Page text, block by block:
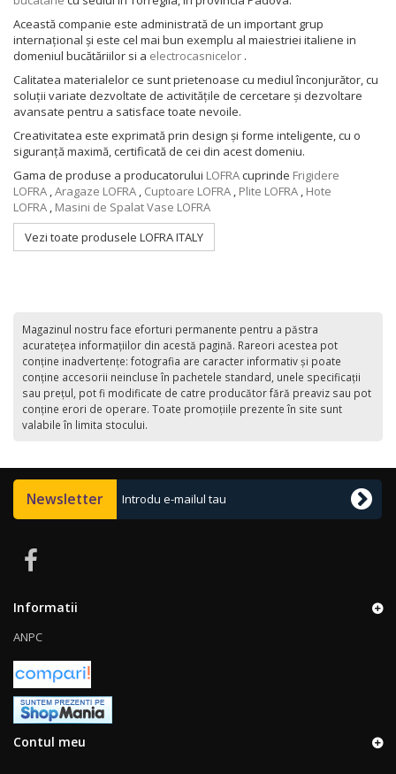
Această companie este administrată de un important grup
internațional și este cel mai bun exemplu al maiestriei italiene in
domeniul bucătăriilor si a electrocasnicelor .
Calitatea materialelor ce sunt prietenoase cu mediul înconjurător, cu
soluții variate dezvoltate de activitățile de cercetare și dezvoltare
avansate pentru a satisface toate nevoile.
Creativitatea este exprimată prin design și forme inteligente, cu o
siguranță maximă, certificată de cei din acest domeniu.
Gama de produse a producatorului LOFRAcuprinde Frigidere
LOFRA ,Aragaze LOFRA , Cuptoare LOFRA , Plite LOFRA , Hote
LOFRA , Masini de Spalat Vase LOFRA
Vezi toate produsele LOFRA ITALY
Magazinul nostru face eforturi permanente pentru a păstra
acurateţea informaţiilor din acestă pagină. Rareori acestea pot
conţine inadvertenţe: fotografia are caracter informativ şi poate
conţine accesorii neincluse în pachetele standard, unele specificaţii
sau preţul, pot fi modificate de catre producător fără preaviz sau pot
conţine erori de operare. Toate promoţiile prezente în site sunt
valabile în limita stocului.
Newsletter
Informatii
ANPC
Contul meu